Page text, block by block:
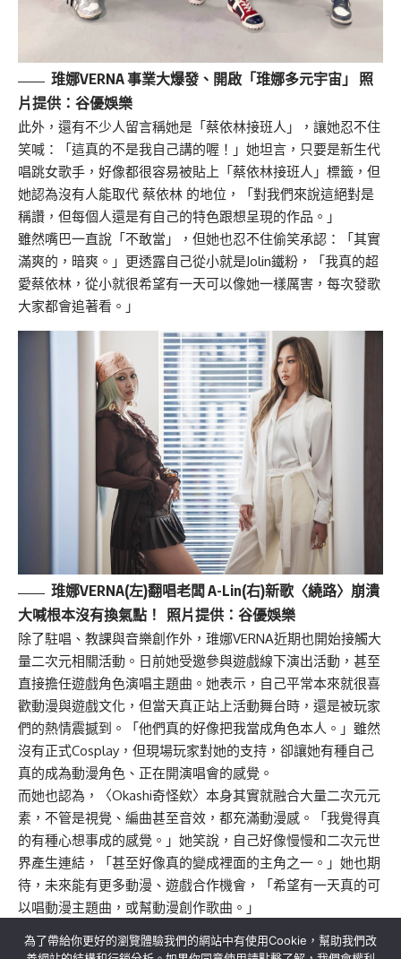
琟娜VERNA 事業大爆發、開啟「琟娜多元宇宙」 照
片提供：谷優娛樂
此外，還有不少人留言稱她是「蔡依林接班人」，讓她忍不住
笑喊：「這真的不是我自己講的喔！」她坦言，只要是新生代
唱跳女歌手，好像都很容易被貼上「蔡依林接班人」標籤，但
她認為沒有人能取代 蔡依林 的地位，「對我們來說這絕對是
稱讚，但每個人還是有自己的特色跟想呈現的作品。」
雖然嘴巴一直說「不敢當」，但她也忍不住偷笑承認：「其實
滿爽的，暗爽。」更透露自己從小就是Jolin鐵粉，「我真的超
愛蔡依林，從小就很希望有一天可以像她一樣厲害，每次發歌
大家都會追著看。」
琟娜VERNA(左)翻唱老闆 A-Lin(右)新歌〈繞路〉崩潰
大喊根本沒有換氣點！ 照片提供：谷優娛樂
除了駐唱、教課與音樂創作外，琟娜VERNA近期也開始接觸大
量二次元相關活動。日前她受邀參與遊戲線下演出活動，甚至
直接擔任遊戲角色演唱主題曲。她表示，自己平常本來就很喜
歡動漫與遊戲文化，但當天真正站上活動舞台時，還是被玩家
們的熱情震撼到。「他們真的好像把我當成角色本人。」雖然
沒有正式Cosplay，但現場玩家對她的支持，卻讓她有種自己
真的成為動漫角色、正在開演唱會的感覺。
而她也認為，〈Okashi奇怪欸〉本身其實就融合大量二次元元
素，不管是視覺、編曲甚至音效，都充滿動漫感。「我覺得真
的有種心想事成的感覺。」她笑說，自己好像慢慢和二次元世
界產生連結，「甚至好像真的變成裡面的主角之一。」她也期
待，未來能有更多動漫、遊戲合作機會，「希望有一天真的可
以唱動漫主題曲，或幫動漫創作歌曲。」
為了帶給你更好的瀏覽體驗我們的網站中有使用Cookie，幫助我們改